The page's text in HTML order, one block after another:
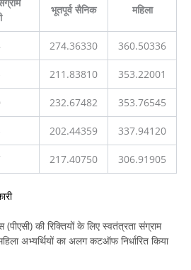
भूतपूर्व सैनिक महिला
274.36330 360.50336
211.83810 353.22001
232.67482 353.76545
202.44359 337.94120
217.40750 306.91905
(पीएसी) की रिक्तियों के लिए स्वतंत्रता संग्राम
अभ्यर्थियों का अलग कटऑफ निर्धारित किया